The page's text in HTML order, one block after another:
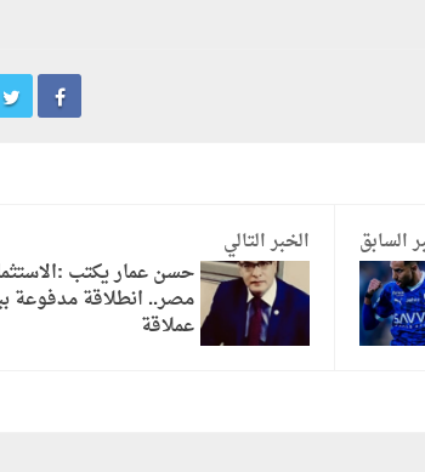
السابق الخبر التالي
حسن عمار يكتب
مصر.. انطلاقة مدفوعة
عملاقة